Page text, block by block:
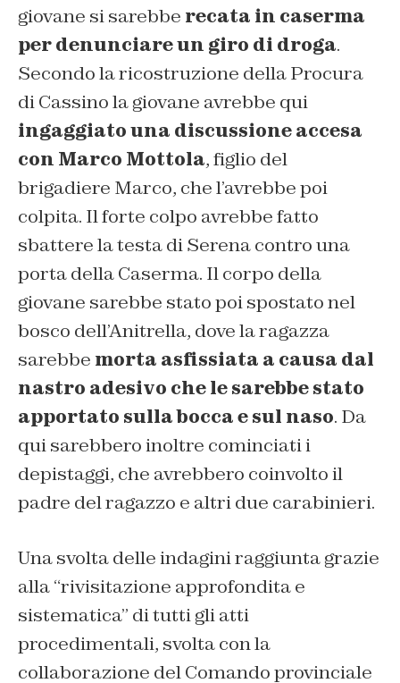
giovane si sarebbe recata in caserma
per denunciare un giro di droga.
Secondo la ricostruzione della Procura
di Cassino la giovane avrebbe qui
ingaggiato una discussione accesa
con Marco Mottola, figlio del
brigadiere Marco, che l’avrebbe poi
colpita. Il forte colpo avrebbe fatto
sbattere la testa di Serena contro una
porta della Caserma. Il corpo della
giovane sarebbe stato poi spostato nel
bosco dell’Anitrella, dove la ragazza
sarebbe morta asfissiata a causa dal
nastro adesivo che le sarebbe stato
apportato sulla bocca e sul naso. Da
qui sarebbero inoltre cominciati i
depistaggi, che avrebbero coinvolto il
padre del ragazzo e altri due carabinieri.
Una svolta delle indagini raggiunta grazie
alla “rivisitazione approfondita e
sistematica” di tutti gli atti
procedimentali, svolta con la
collaborazione del Comando provinciale